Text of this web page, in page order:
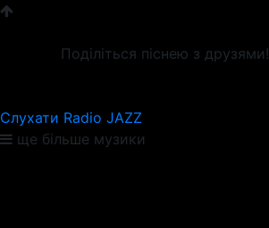
Поділіться піснею з друзями!
Слухати Radio JAZZ
ще більше музики